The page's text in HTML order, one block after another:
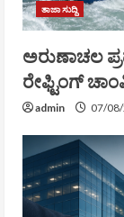
ತಾಜಾ ಸುದ್ದಿ
ಅರುಣಾಚಲ
ರೇಫ್ಟಿಂಗ್
admin 07/